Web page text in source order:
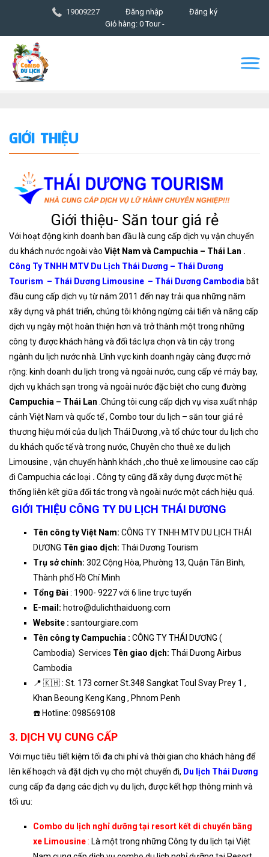
19009227 Đăng nhập
Đăng ký
Giỏ hàng: 0 Tour -
GIỚI THIỆU
Giới thiệu- Săn tour giá rẻ
Với hoạt động kinh doanh ban đầu là cung cấp dịch vụ vận chuyển
du khách nước ngoài vào Việt Nam và Campuchia – Thái Lan .
Công Ty TNHH MTV Du Lịch Thái Dương – Thái Dương
Tourism – Thái Dương Limousine – Thái Dương Cambodia bắt
đầu cung cấp dịch vụ từ năm 2011 đến nay trải qua những năm
xây dựng và phát triển, chúng tôi không ngừng cải tiến và nâng cấp
dịch vụ ngày một hoàn thiện hơn và trở thành một trong những
công ty được khách hàng và đối tác lựa chọn và tin cậy trong
ngành du lịch nước nhà. Lĩnh vực kinh doanh ngày càng được mở
rộng: kinh doanh du lịch trong và ngoài nước, cung cấp vé máy bay,
dịch vụ khách sạn trong và ngoài nước đặc biệt cho cung đường
Campuchia – Thái Lan .Chúng tôi cung cấp dịch vụ visa xuất nhập
cảnh Việt Nam và quốc tế , Combo tour du lịch – săn tour giá rẻ
thương hiệu mới của du lịch Thái Dương ,và tổ chức tour du lịch cho
du khách quốc tế và trong nước, Chuyên cho thuê xe du lịch
Limousine , vận chuyển hành khách ,cho thuê xe limousine cao cấp
đi Campuchia các loại . Công ty cũng đã xây dựng được một hệ
thống liên kết giữa đối tác trong và ngoài nước một cách hiệu quả.
GIỚI THIỆU CÔNG TY DU LỊCH THÁI DƯƠNG
Tên công ty Việt Nam: CÔNG TY TNHH MTV DU LỊCH THÁI
DƯƠNG Tên giao dịch: Thái Dương Tourism
Trụ sở chính: 302 Cộng Hòa, Phường 13, Quận Tân Bình,
Thành phố Hồ Chí Minh
Tổng Đài : 1900- 9227 với 6 line trực tuyến
E-mail: hotro@dulichthaiduong.com
Website : santourgiare.com
Tên công ty Campuchia : CÔNG TY THÁI DƯƠNG (
Cambodia) Services Tên giao dịch: Thái Dương Airbus
Cambodia
📍 🇰🇭 : St. 173 corner St.348 Sangkat Toul Svay Prey 1 ,
Khan Beoung Keng Kang , Phnom Penh
☎️ Hotline: 098569108
3. DỊCH VỤ CUNG CẤP
Với mục tiêu tiết kiệm tối đa chi phí và thời gian cho khách hàng để
lên kế hoạch và đặt dịch vụ cho một chuyến đi, Du lịch Thái Dương
cung cấp đa dạng các dịch vụ du lịch, được kết hợp thông minh và
tối ưu:
Combo du lịch nghỉ dưỡng tại resort kết di chuyển bằng
xe Limousine: Là một trong những Công ty du lịch tại Việt